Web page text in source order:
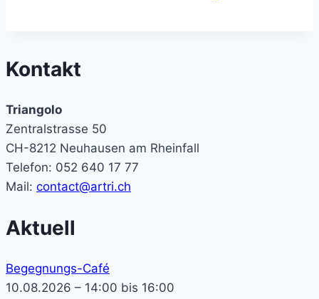
Kontakt
Triangolo
Zentralstrasse 50
CH-8212 Neuhausen am Rheinfall
Telefon: 052 640 17 77
Mail: contact@artri.ch
Aktuell
Begegnungs-Café
10.08.2026 – 14:00 bis 16:00